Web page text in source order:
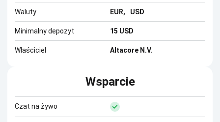
Waluty EUR USD
Minimalny depozyt 15 USD
Właściciel Altacore N.V.
Wsparcie
Czat na żywo